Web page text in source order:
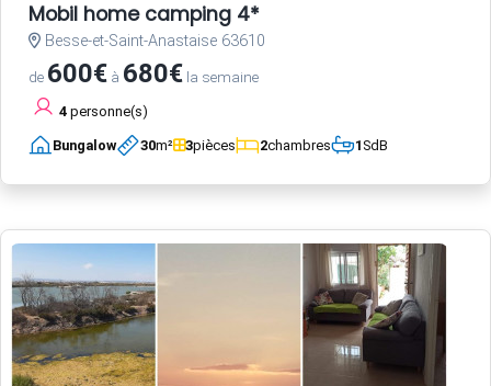
Mobil home camping 4*
Besse-et-Saint-Anastaise 63610
de 600€ à 680€ la semaine
4 personne(s)
Bungalow 30m² 3pièces 2chambres 1SdB